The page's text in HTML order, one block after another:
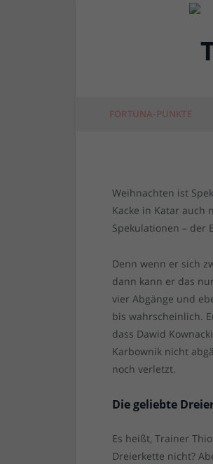
FORTUNA-PUNKTE
Fortuna
von RAINER BARTEL
Weihnachten ist
Kacke in Katar auch
Spekulationen – der
Denn wenn er sich
dann kann er das
vier Abgänge und
bis wahrscheinlich.
dass Dawid
Karbownik nicht
noch verletzt.
Die geliebte
Es heißt, Trainer
Dreierkette nicht?